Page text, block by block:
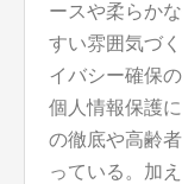
ースや柔らか
すい雰囲気づ
イバシー確保
個人情報保護
の徹底や高齢
っている。加